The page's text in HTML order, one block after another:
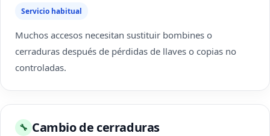
Servicio habitual
Muchos accesos necesitan sustituir bombines o
cerraduras después de pérdidas de llaves o copias no
controladas.
🔧 Cambio de cerraduras